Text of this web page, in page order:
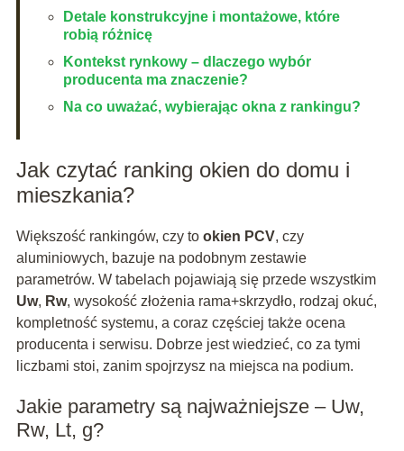
Detale konstrukcyjne i montażowe, które
robią różnicę
Kontekst rynkowy – dlaczego wybór
producenta ma znaczenie?
Na co uważać, wybierając okna z rankingu?
Jak czytać ranking okien do domu i
mieszkania?
Większość rankingów, czy to okien PCV, czy
aluminiowych, bazuje na podobnym zestawie
parametrów. W tabelach pojawiają się przede wszystkim
Uw, Rw, wysokość złożenia rama+skrzydło, rodzaj okuć,
kompletność systemu, a coraz częściej także ocena
producenta i serwisu. Dobrze jest wiedzieć, co za tymi
liczbami stoi, zanim spojrzysz na miejsca na podium.
Jakie parametry są najważniejsze – Uw,
Rw, Lt, g?